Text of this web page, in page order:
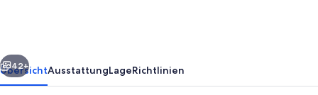
Weiter
42+
ÜbersichtAusstattungLageRichtlinien